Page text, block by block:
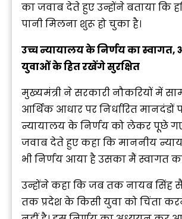
का जवाब देते हुए उन्होंने बताया कि
पानी मिलना शुरू हो चुका है।
उच्च न्यायालय के निर्णय का स्वागत,
युवाओं के हित रखेंगे सुरक्षित
मुख्यमंत्री ने सरकारी नौकरियों में
आर्थिक आधार पर निर्धारित मानदंडों
न्यायालय के निर्णय को लेकर पूछे
जवाब देते हुए कहा कि माननीय
भी निर्णय आया है उसका मैं स्वागत
उन्होंने कहा कि जब तक नायब सिंह
तक प्रदेश के किसी युवा को चिंता